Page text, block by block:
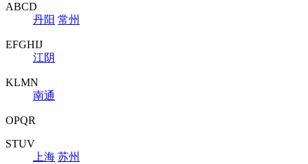
ABCD
丹阳 常州
EFGHIJ
江阴
KLMN
南通
OPQR
STUV
上海 苏州